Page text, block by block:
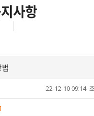
사항
22-12-10 09:14